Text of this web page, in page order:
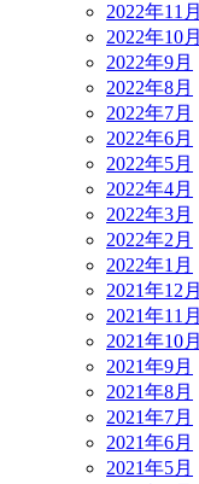
2022年11月
2022年10月
2022年9月
2022年8月
2022年7月
2022年6月
2022年5月
2022年4月
2022年3月
2022年2月
2022年1月
2021年12月
2021年11月
2021年10月
2021年9月
2021年8月
2021年7月
2021年6月
2021年5月